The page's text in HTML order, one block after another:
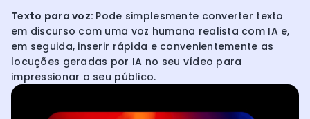
Texto para voz: Pode simplesmente converter texto
em discurso com uma voz humana realista com IA e,
em seguida, inserir rápida e convenientemente as
locuções geradas por IA no seu vídeo para
impressionar o seu público.